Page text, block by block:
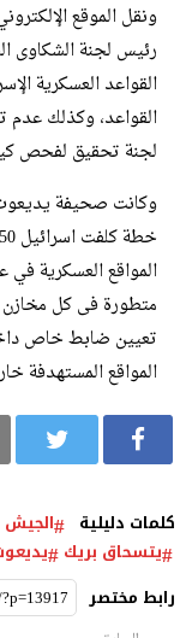
ونقل الموقع
رئيس لجنة الشكاوى
القواعد العسكرية
القواعد، وكذلك عدم
لجنة تحقيق لفحص
وكانت صحيفة
المواقع العسكرية
متطورة فى كل مخازن
تعيين ضابط خاص
المواقع المستهدفة
كلمات دليلية الجيش
يتسحاق بريك
رابط مختصر